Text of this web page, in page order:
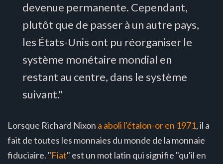
devenue permanente. Cependant,
plutôt que de passer à un autre pays,
les États-Unis ont pu réorganiser le
système monétaire mondial en
restant au centre, dans le système
suivant."
Lorsque Richard Nixon a aboli l'étalon-or en 1971, il a
fait de toutes les monnaies du monde de la monnaie
fiduciaire. "Fiat" est un mot latin qui signifie "qu'il en